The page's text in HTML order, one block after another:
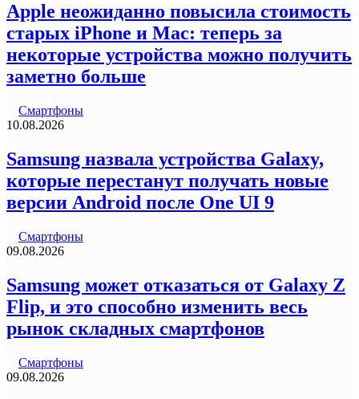
Apple неожиданно повысила стоимость
старых iPhone и Mac: теперь за
некоторые устройства можно получить
заметно больше
Смартфоны
10.08.2026
Samsung назвала устройства Galaxy,
которые перестанут получать новые
версии Android после One UI 9
Смартфоны
09.08.2026
Samsung может отказаться от Galaxy Z
Flip, и это способно изменить весь
рынок складных смартфонов
Смартфоны
09.08.2026